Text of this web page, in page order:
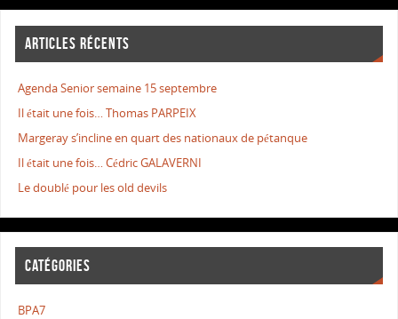
ARTICLES RÉCENTS
Agenda Senior semaine 15 septembre
Il était une fois… Thomas PARPEIX
Margeray s’incline en quart des nationaux de pétanque
Il était une fois… Cédric GALAVERNI
Le doublé pour les old devils
CATÉGORIES
BPA7